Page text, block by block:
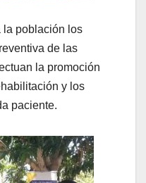
la población los
de las
la promoción
y los
paciente.